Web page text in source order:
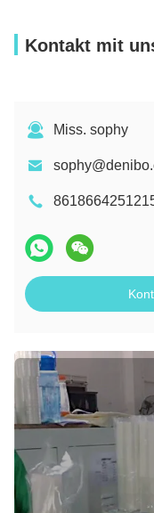
Kontakt mit
Miss. sophy